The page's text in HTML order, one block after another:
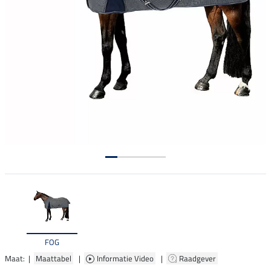
FOG
Maat: | Maattabel | Informatie Video | Raadgever